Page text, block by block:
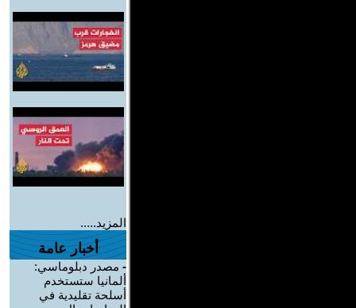
المزيد.....
أخبار عامة
- مصدر دبلوماسي:
ألمانيا ستستخدم
أسلحة تقليدية في